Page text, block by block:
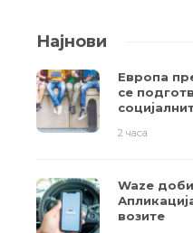
Најнови
Европа
се
2 часа
Waze
возите